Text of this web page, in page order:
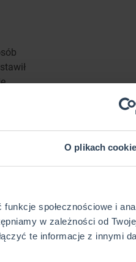
O plikach
społecznościowe i
w zależności od
te informacje z innymi